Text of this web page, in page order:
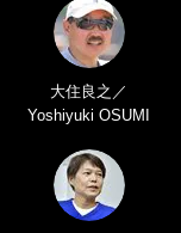
大住良之／
Yoshiyuki OSUMI